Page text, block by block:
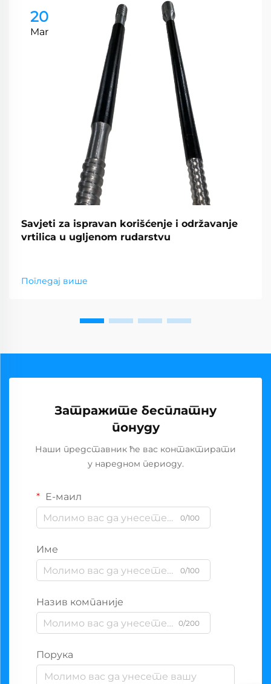
20
Mar
Savjeti za ispravan korišćenje i održavanje
vrtilica u ugljenom rudarstvu
Погледај више
Затражите бесплатну
понуду
Наши представник ће вас контактирати
у наредном периоду.
Е-маил
0/100
Име
0/100
Назив компаније
0/200
Порука